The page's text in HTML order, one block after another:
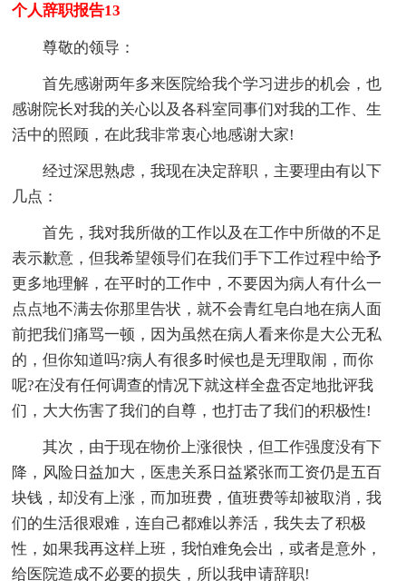
个人辞职报告13
尊敬的领导：
首先感谢两年多来医院给我个学习进步的机会，也
感谢院长对我的关心以及各科室同事们对我的工作、生
活中的照顾，在此我非常衷心地感谢大家!
经过深思熟虑，我现在决定辞职，主要理由有以下
几点：
首先，我对我所做的工作以及在工作中所做的不足
表示歉意，但我希望领导们在我们手下工作过程中给予
更多地理解，在平时的工作中，不要因为病人有什么一
点点地不满去你那里告状，就不会青红皂白地在病人面
前把我们痛骂一顿，因为虽然在病人看来你是大公无私
的，但你知道吗?病人有很多时候也是无理取闹，而你
呢?在没有任何调查的情况下就这样全盘否定地批评我
们，大大伤害了我们的自尊，也打击了我们的积极性!
其次，由于现在物价上涨很快，但工作强度没有下
降，风险日益加大，医患关系日益紧张而工资仍是五百
块钱，却没有上涨，而加班费，值班费等却被取消，我
们的生活很艰难，连自己都难以养活，我失去了积极
性，如果我再这样上班，我怕难免会出，或者是意外，
给医院造成不必要的损失，所以我申请辞职!